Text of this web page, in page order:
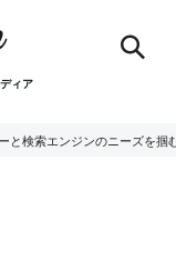
ィア
と検索エンジンのニーズを掴